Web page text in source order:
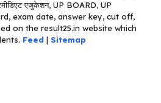
एजुकेशन, UP BOARD, UP
exam date, answer key, cut off,
on the result25.in website which
Feed | Sitemap